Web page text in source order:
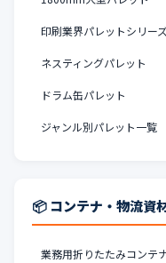
印刷業界パレットシリー
ネスティングパレット
ドラム缶パレット
ジャンル別パレット一覧
📦 コンテナ・物流資
業務用折りたたみコンテ